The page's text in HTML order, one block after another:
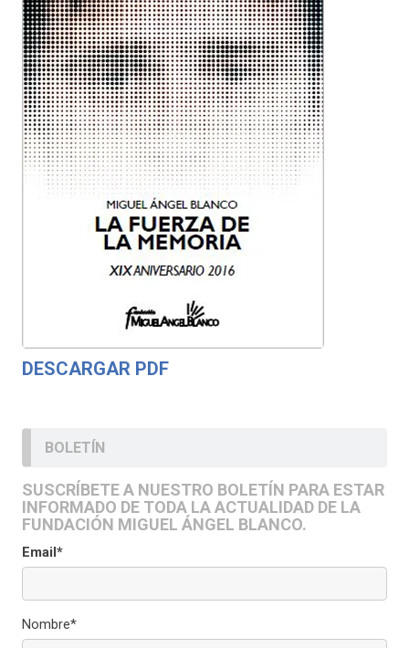
DESCARGAR PDF
BOLETÍN
SUSCRÍBETE A NUESTRO BOLETÍN PARA ESTAR
INFORMADO DE TODA LA ACTUALIDAD DE LA
FUNDACIÓN MIGUEL ÁNGEL BLANCO.
Email*
Nombre*